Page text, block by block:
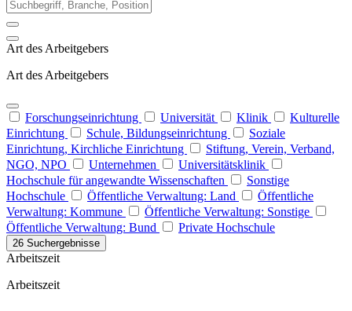
Art des Arbeitgebers
Art des Arbeitgebers
Forschungseinrichtung Universität Klinik
Kulturelle
Einrichtung
Schule, Bildungseinrichtung
Soziale
Einrichtung, Kirchliche Einrichtung
Stiftung, Verein, Verband,
NGO, NPO
Unternehmen
Universitätsklinik
Hochschule für angewandte Wissenschaften
Sonstige
Hochschule
Öffentliche Verwaltung: Land
Öffentliche
Verwaltung: Kommune
Öffentliche Verwaltung: Sonstige
Öffentliche Verwaltung: Bund
Private Hochschule
26 Suchergebnisse
Arbeitszeit
Arbeitszeit